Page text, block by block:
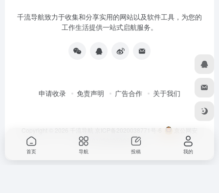
千流导航致力于收集和分享实用的网站以及软件工具，为您的
工作生活提供一站式启航服务。
申请收录 免责声明 广告合作 关于我们
Copyright © 2026 千流导航 京ICP备2020038771号-6
京公网安
备11010502059096号
首页 导航 投稿 我的